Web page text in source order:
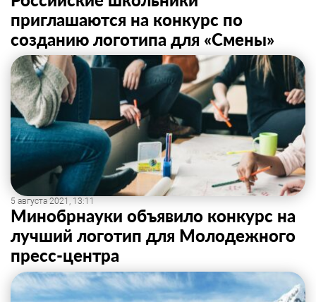
приглашаются на конкурс по
созданию логотипа для «Смены»
5 августа 2021, 13:11
Минобрнауки объявило конкурс на
лучший логотип для Молодежного
пресс-центра